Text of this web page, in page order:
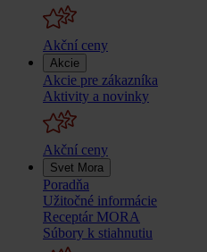
Akční ceny
Akcie
Akcie pre zákazníka
Aktivity a novinky
Akční ceny
Svet Mora
Poradňa
Užitočné informácie
Receptár MORA
Súbory k stiahnutiu